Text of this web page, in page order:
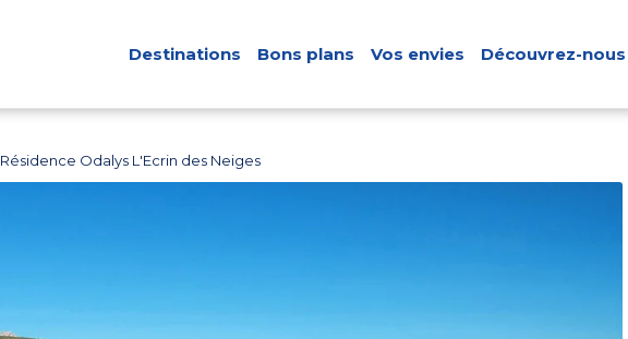
Destinations Bons plans Vos envies Découvrez-nous
Résidence Odalys L'Ecrin des Neiges